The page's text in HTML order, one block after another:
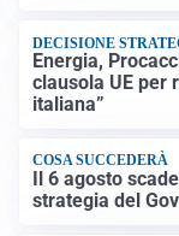
DECISIONE
Energia,
clausola UE per
italiana”
COSA SUCCEDERÀ
Il 6 agosto
strategia del